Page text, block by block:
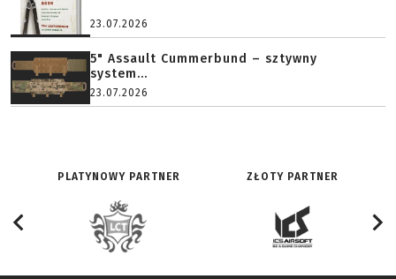
23.07.2026
5" Assault Cummerbund – sztywny
system...
23.07.2026
PLATYNOWY PARTNER ZŁOTY PARTNER